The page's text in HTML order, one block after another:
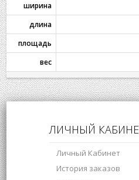
ширина
длина
площадь
вес
ЛИЧНЫЙ
Личный Кабинет
История заказов